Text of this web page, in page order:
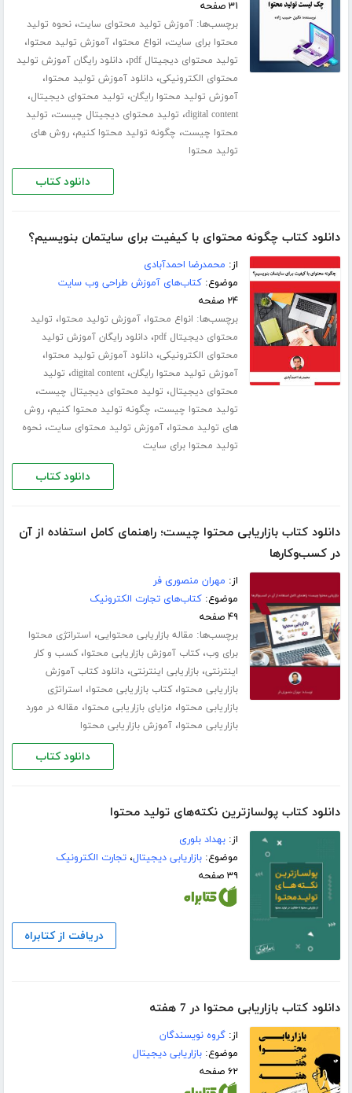
۳۱ صفحه
برچسب‌ها:آموزش تولید محتوای سایت،نحوه تولید
محتوا برای سایت، انواع محتوا،آموزش تولید محتوا،
تولید محتوای دیجیتال pdf ،دانلود رایگان آموزش تولید
محتوای الکترونیکی،دانلود آموزش تولید محتوا،
آموزش تولید محتوا رایگان، تولید محتوای دیجیتال،
digital content، تولید محتوای دیجیتال چیست، تولید
محتوا چیست، چگونه تولید محتوا کنیم،روش های
تولید محتوا
دانلود کتاب
دانلود کتاب چگونه محتوای با کیفیت برای سایتمان بنویسیم؟
از: محمدرضا احمدآبادی
موضوع:کتاب‌های آموزش طراحی وب سایت
۲۴ صفحه
برچسب‌ها: انواع محتوا،آموزش تولید محتوا، تولید
محتوای دیجیتال pdf
،دانلود رایگان آموزش تولید
محتوای الکترونیکی،دانلود آموزش تولید محتوا،
آموزش تولید محتوا رایگان،digital content، تولید
محتوای دیجیتال، تولید محتوای دیجیتال چیست،
تولید محتوا چیست، چگونه تولید محتوا کنیم،روش
های تولید محتوا،آموزش تولید محتوای سایت،نحوه
تولید محتوا برای سایت
دانلود کتاب
دانلود کتاب بازاریابی محتوا چیست؛ راهنمای کامل استفاده از آن
در کسب‌وکارها
از: مهران منصوری فر
موضوع:کتاب‌های تجارت الکترونیک
۴۹ صفحه
برچسب‌ها: مقاله بازاریابی محتوایی، استراتژی محتوا
برای وب،کتاب آموزش بازاریابی محتوا،کسب و کار
اینترنتی،بازاریابی اینترنتی،دانلود کتاب آموزش
بازاریابی محتوا،کتاب بازاریابی محتوا، استراتژی
بازاریابی محتوا، مزایای بازاریابی محتوا، مقاله در مورد
بازاریابی محتوا،آموزش بازاریابی محتوا
دانلود کتاب
دانلود کتاب پولسازترین نکته‌های تولید محتوا
از:بهداد بلوری
موضوع:بازاریابی دیجیتال،تجارت الکترونیک
۳۹ صفحه
دریافت از کتابراه
دانلود کتاب بازاریابی محتوا در 7 هفته
از:گروه نویسندگان
موضوع:بازاریابی دیجیتال
۶۲ صفحه